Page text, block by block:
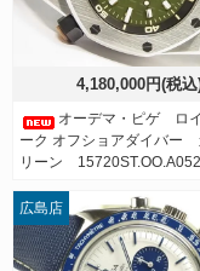
4,180,000円(税込
オーデマ・ピゲ ロ
ーク オフショアダイバー
リーン
広島店